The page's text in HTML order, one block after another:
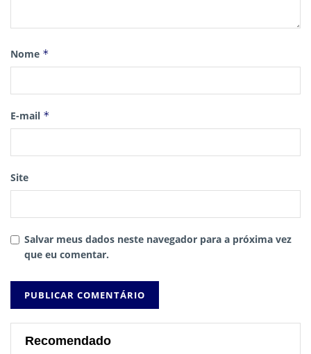
Nome *
E-mail *
Site
Salvar meus dados neste navegador para a próxima vez
que eu comentar.
Recomendado